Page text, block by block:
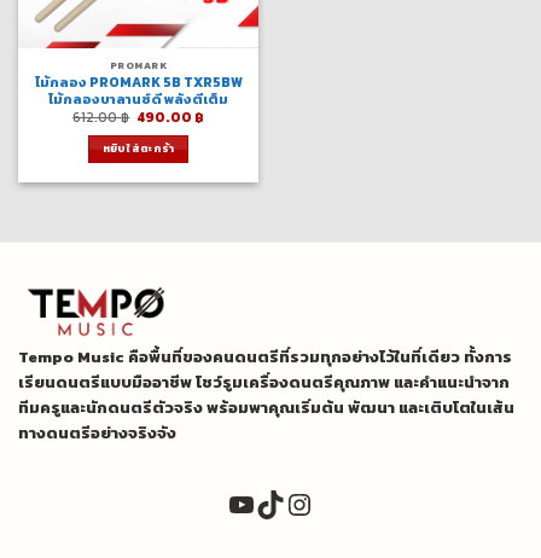
PROMARK
ไม้กลอง PROMARK 5B TXR5BW
ไม้กลองบาลานซ์ดี พลังตีเต็ม
612.00฿ Original
was:
612.00 ฿.
490.00 ฿Current
หยิบใส่ตะกร้า
Tempo Music คือพื้นที่ของคนดนตรีที่รวมทุกอย่างไว้ในที่เดียว ทั้งการ
เรียนดนตรีแบบมืออาชีพ โชว์รูมเครื่องดนตรีคุณภาพ และคำแนะนำจาก
ทีมครูและนักดนตรีตัวจริง พร้อมพาคุณเริ่มต้น พัฒนา และเติบโตในเส้น
ทางดนตรีอย่างจริงจัง
YouTube
TikTok
Instagram